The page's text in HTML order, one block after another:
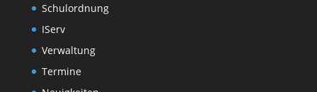
Schulordnung
IServ
Verwaltung
Termine